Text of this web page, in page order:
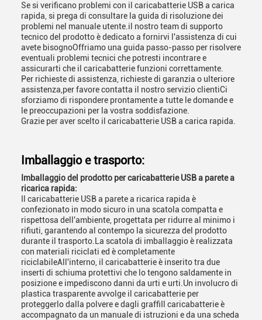
Se si verificano problemi con il caricabatterie USB a carica
rapida, si prega di consultare la guida di risoluzione dei
problemi nel manuale utente.il nostro team di supporto
tecnico del prodotto è dedicato a fornirvi l'assistenza di cui
avete bisognoOffriamo una guida passo-passo per risolvere
eventuali problemi tecnici che potresti incontrare e
assicurarti che il caricabatterie funzioni correttamente.
Per richieste di assistenza, richieste di garanzia o ulteriore
assistenza,per favore contatta il nostro servizio clientiCi
sforziamo di rispondere prontamente a tutte le domande e
le preoccupazioni per la vostra soddisfazione.
Grazie per aver scelto il caricabatterie USB a carica rapida.
Imballaggio e trasporto:
Imballaggio del prodotto per caricabatterie USB a parete a
ricarica rapida:
Il caricabatterie USB a parete a ricarica rapida è
confezionato in modo sicuro in una scatola compatta e
rispettosa dell'ambiente, progettata per ridurre al minimo i
rifiuti, garantendo al contempo la sicurezza del prodotto
durante il trasporto.La scatola di imballaggio è realizzata
con materiali riciclati ed è completamente
riciclabileAll'interno, il caricabatterie è inserito tra due
inserti di schiuma protettivi che lo tengono saldamente in
posizione e impediscono danni da urti e urti.Un involucro di
plastica trasparente avvolge il caricabatterie per
proteggerlo dalla polvere e dagli graffiIl caricabatterie è
accompagnato da un manuale di istruzioni e da una scheda